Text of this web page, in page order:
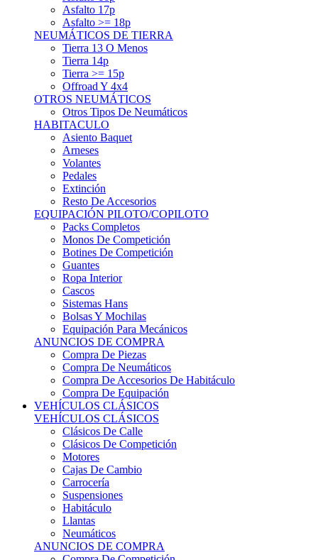
Asfalto >= 18p
NEUMÁTICOS DE TIERRA
Tierra 13 O Menos
Tierra 14p
Tierra >= 15p
Offroad Y 4x4
OTROS NEUMÁTICOS
Otros Tipos De Neumáticos
HABITACULO
Asiento Baquet
Arneses
Volantes
Pedales
Extinción
Resto De Accesorios
EQUIPACIÓN PILOTO/COPILOTO
Packs Completos
Monos De Competición
Botines De Competición
Guantes
Ropa Interior
Cascos
Sistemas Hans
Bolsas Y Mochilas
Equipación Para Mecánicos
ANUNCIOS DE COMPRA
Compra De Piezas
Compra De Neumáticos
Compra De Accesorios De Habitáculo
Compra De Equipación
VEHÍCULOS CLÁSICOS
VEHÍCULOS CLÁSICOS
Clásicos De Calle
Clásicos De Competición
Motores
Cajas De Cambio
Carrocería
Suspensiones
Habitáculo
Llantas
Neumáticos
ANUNCIOS DE COMPRA
Compra De Competición
Compra De Calle